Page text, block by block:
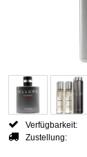
Verfügbarkeit:
Zustellung: